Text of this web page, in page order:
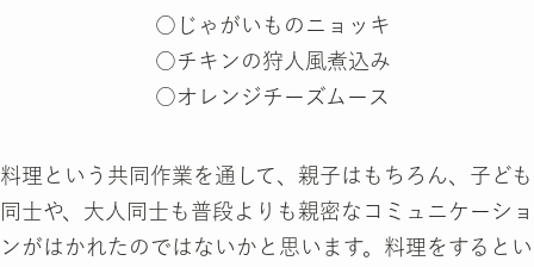
○じゃがいものニョッキ
○チキンの狩人風煮込み
○オレンジチーズムース
料理という共同作業を通して、親子はもちろん、子ども
同士や、大人同士も普段よりも親密なコミュニケーショ
ンがはかれたのではないかと思います。料理をするとい